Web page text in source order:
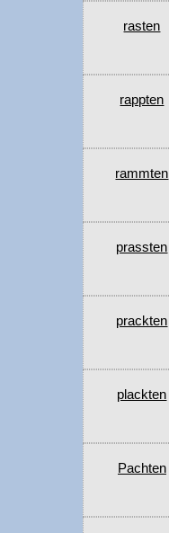
rasten
rappten
rammten
prassten
prackten
plackten
Pachten